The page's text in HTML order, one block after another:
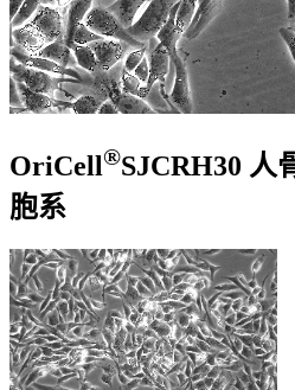
OriCell®SJCRH30 人
胞系